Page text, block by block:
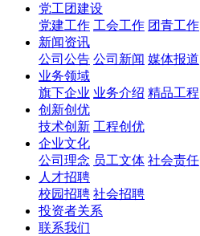
党工团建设
党建工作 工会工作 团青工作
新闻资讯
公司公告 公司新闻 媒体报道
业务领域
旗下企业 业务介绍 精品工程
创新创优
技术创新 工程创优
企业文化
公司理念 员工文体 社会责任
人才招聘
校园招聘 社会招聘
投资者关系
联系我们